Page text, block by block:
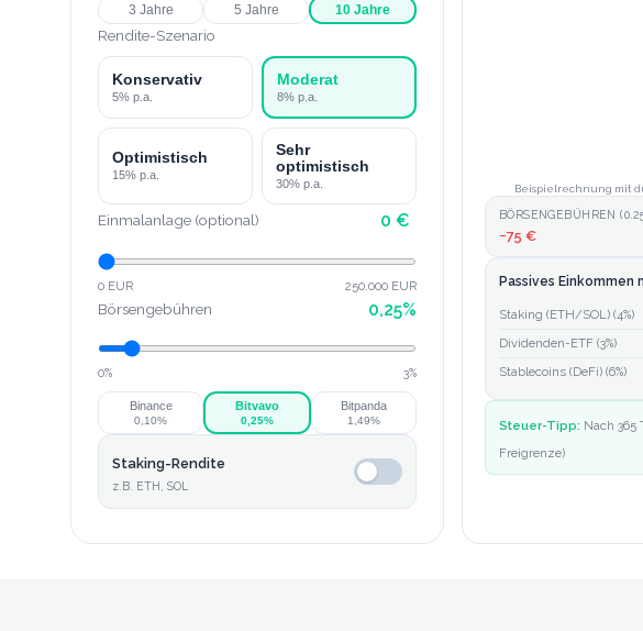
3 Jahre 5 Jahre 10 Jahre
Rendite-Szenario
Konservativ
5% p.a.
Moderat
8% p.a.
Optimistisch
15% p.a.
Sehr
optimistisch
30% p.a.
Einmalanlage (optional) 0 €
0 EUR 250.000 EUR
Börsengebühren 0,25%
0% 3%
Binance
0,10%
Bitvavo
0,25%
Bitpanda
1,49%
Staking-Rendite
z.B. ETH, SOL
Beispielrechnung mit
BÖRSENGEBÜHREN (
−75 €
Passives
Staking (ETH/SOL) (4%)
Dividenden-ETF (3%)
Stablecoins (DeFi) (6%)
Steuer-Tipp: Nach
Freigrenze)